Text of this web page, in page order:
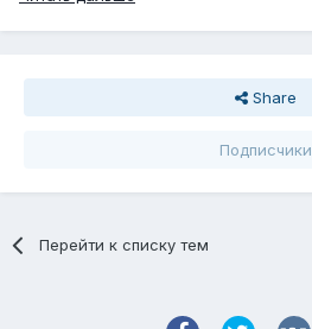
Share
Подписчики
Перейти к списку тем